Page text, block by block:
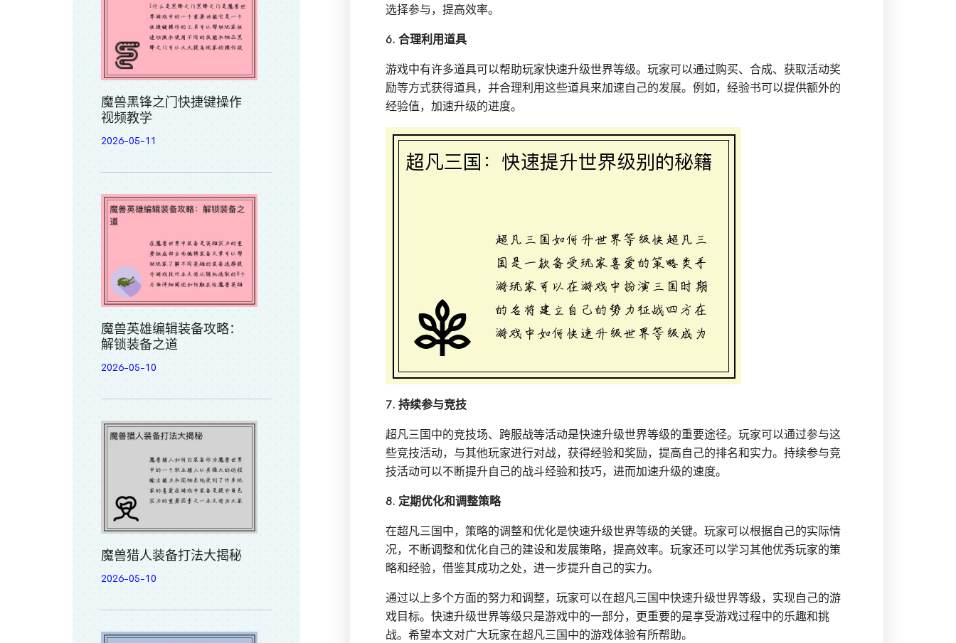
选择参与，提高效率。
6. 合理利用道具
游戏中有许多道具可以帮助玩家快速升级世界等级。玩家可以通过购买、合成、获取活动奖
励等方式获得道具，并合理利用这些道具来加速自己的发展。例如，经验书可以提供额外的
经验值，加速升级的进度。
7. 持续参与竞技
超凡三国中的竞技场、跨服战等活动是快速升级世界等级的重要途径。玩家可以通过参与这
些竞技活动，与其他玩家进行对战，获得经验和奖励，提高自己的排名和实力。持续参与竞
技活动可以不断提升自己的战斗经验和技巧，进而加速升级的速度。
8. 定期优化和调整策略
在超凡三国中，策略的调整和优化是快速升级世界等级的关键。玩家可以根据自己的实际情
况，不断调整和优化自己的建设和发展策略，提高效率。玩家还可以学习其他优秀玩家的策
略和经验，借鉴其成功之处，进一步提升自己的实力。
通过以上多个方面的努力和调整，玩家可以在超凡三国中快速升级世界等级，实现自己的游
戏目标。快速升级世界等级只是游戏中的一部分，更重要的是享受游戏过程中的乐趣和挑
战。希望本文对广大玩家在超凡三国中的游戏体验有所帮助。
魔兽黑锋之门快捷键操作
视频教学
2026-05-11
魔兽英雄编辑装备攻略：
解锁装备之道
2026-05-10
魔兽猎人装备打法大揭秘
2026-05-10